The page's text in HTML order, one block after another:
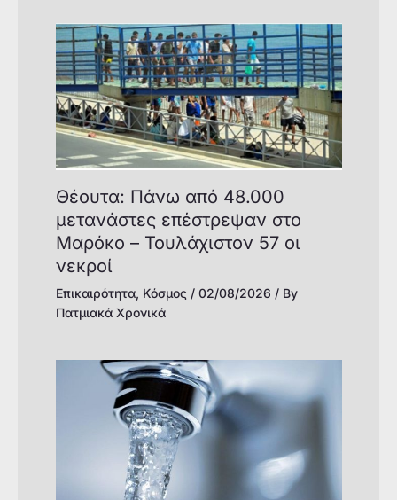
Θέουτα: Πάνω από 48.000
μετανάστες επέστρεψαν στο
Μαρόκο – Τουλάχιστον 57 οι
νεκροί
Επικαιρότητα, Κόσμος/ 02/08/2026 / By
Πατμιακά Χρονικά